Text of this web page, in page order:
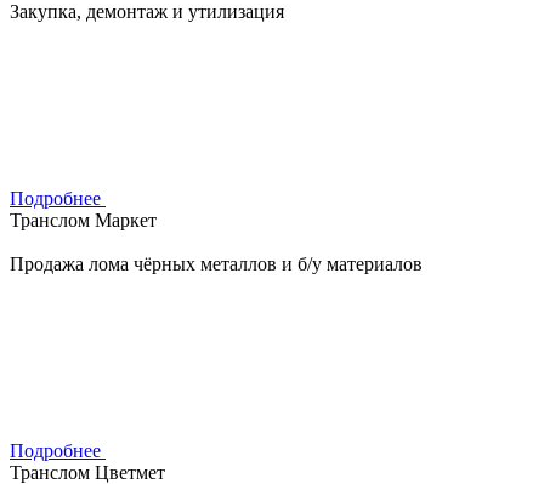
Закупка, демонтаж и утилизация
Подробнее
Транслом Маркет
Продажа лома чёрных металлов и б/у материалов
Подробнее
Транслом Цветмет